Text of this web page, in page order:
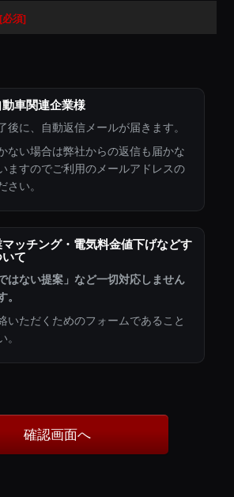
[必須]
車関連企業様
後に、自動返信メールが届きます。
ない場合は弊社からの返信も届かな
ますのでご利用のメールアドレスの
い。
ッチング・電気料金値下げなどす
て
はない提案」など一切対応しません
いただくためのフォームであること
確認画面へ